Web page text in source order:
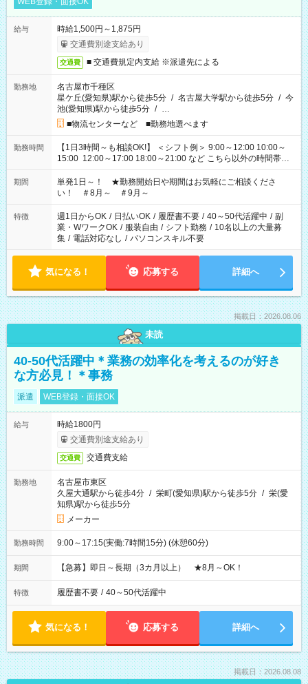
給与
時給1,500円～1,875円
交通費別途支給あり
交通費 ■ 交通費規定内支給 ※派遣先による
勤務地
名古屋市千種区
星ケ丘(愛知県)駅から徒歩5分 / 名古屋大学駅から徒歩5分 / 今
池(愛知県)駅から徒歩5分 / …
■物流センターなど ■勤務地選べます
勤務時間
【1日3時間～も相談OK!】 ＜シフト例＞ 9:00～12:00 10:00～
15:00 12:00～17:00 18:00～21:00 など こちら以外の時間帯も
お気軽にご相談ください！
期間
単発1日～！ ★勤務開始日や期間はお気軽にご相談くださ
い！ ＃8月～ ＃9月～
特徴 週1日からOK / 日払いOK / 履歴書不要 / 40～50代活躍中 / 副
業・WワークOK / 服装自由 / シフト勤務 / 10名以上の大量募
集 / 電話対応なし / パソコンスキル不要
気になる！ 応募する 詳細へ
掲載日：2026.08.06
未読
40-50代活躍中＊業務の効率化を考えるのが好き
な方必見！＊事務
派遣 WEB登録・面接OK
給与
時給1800円
交通費別途支給あり
交通費 交通費支給
勤務地
名古屋市東区
久屋大通駅から徒歩4分 / 栄町(愛知県)駅から徒歩5分 / 栄(愛
知県)駅から徒歩5分
メーカー
勤務時間 9:00～17:15(実働:7時間15分) (休憩60分)
期間 【急募】即日～長期（3カ月以上） ★8月～OK！
特徴 履歴書不要 / 40～50代活躍中
気になる！ 応募する 詳細へ
掲載日：2026.08.08